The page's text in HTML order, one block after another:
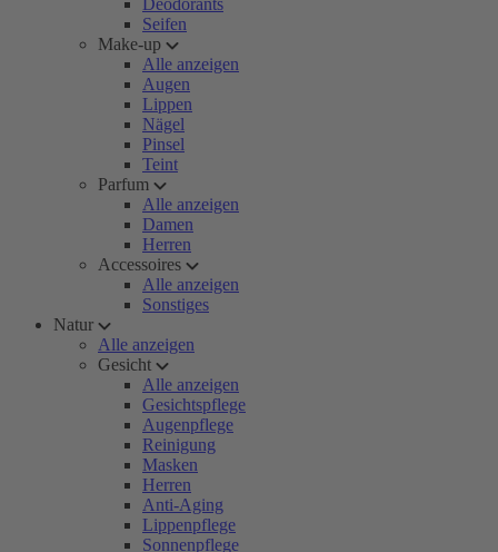
Deodorants
Seifen
Make-up
Alle anzeigen
Augen
Lippen
Nägel
Pinsel
Teint
Parfum
Alle anzeigen
Damen
Herren
Accessoires
Alle anzeigen
Sonstiges
Natur
Alle anzeigen
Gesicht
Alle anzeigen
Gesichtspflege
Augenpflege
Reinigung
Masken
Herren
Anti-Aging
Lippenpflege
Sonnenpflege